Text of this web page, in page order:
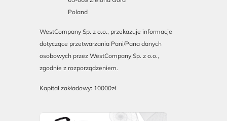
Poland
WestCompany Sp. z o.o., przekazuje informacje
dotyczące przetwarzania Pani/Pana danych
osobowych przez WestCompany Sp. z o.o.,
zgodnie z rozporządzeniem.
Kapitał zakładowy: 10000zł